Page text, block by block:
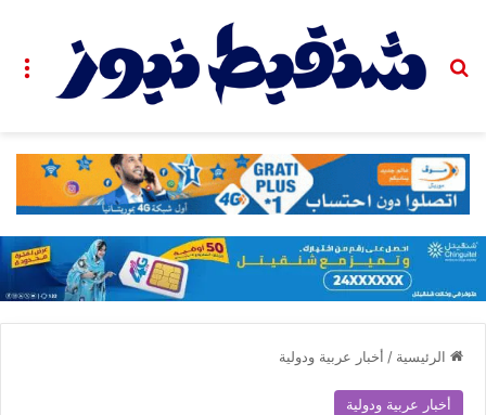
بحث عن
الرئيسية / أخبار عربية ودولية
أخبار عربية ودولية